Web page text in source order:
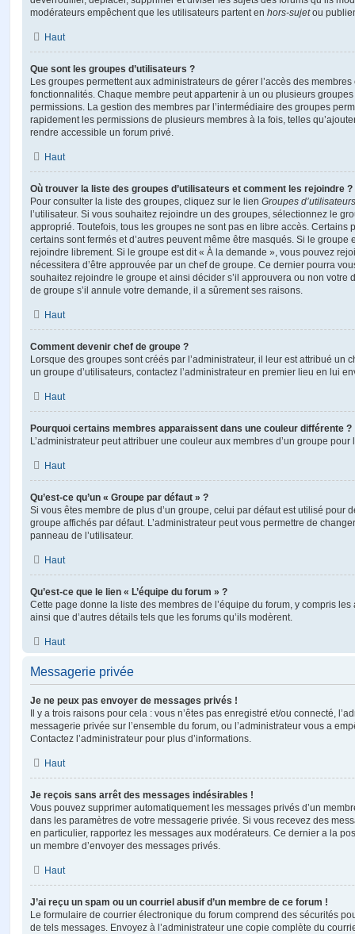
modérateurs empêchent que les utilisateurs partent en hors-sujetou
Haut
Que sont les groupes d’utilisateurs ?
Les groupes permettent aux administrateurs de gérer l’accès des
fonctionnalités. Chaque membre peut appartenir à un ou plusieurs
permissions. La gestion des membres par l’intermédiaire des groupes
rapidement les permissions de plusieurs membres à la fois, telles
rendre accessible un forum privé.
Haut
Où trouver la liste des groupes d’utilisateurs et comment les rejoindre ?
Pour consulter la liste des groupes, cliquez sur le lien Groupes d’utilisateurs
l’utilisateur. Si vous souhaitez rejoindre un des groupes, sélectionnez le
approprié. Toutefois, tous les groupes ne sont pas en libre accès. Certains
certains sont fermés et d’autres peuvent même être masqués. Si le groupe
rejoindre librement. Si le groupe est dit « À la demande », vous pouvez
nécessitera d’être approuvée par un chef de groupe. Ce dernier pourra
souhaitez rejoindre le groupe et ainsi décider s’il approuvera ou non votre
de groupe s’il annule votre demande, il a sûrement ses raisons.
Haut
Comment devenir chef de groupe ?
Lorsque des groupes sont créés par l’administrateur, il leur est attribué un
un groupe d’utilisateurs, contactez l’administrateur en premier lieu en lui
Haut
Pourquoi certains membres apparaissent dans une couleur différente ?
L’administrateur peut attribuer une couleur aux membres d’un groupe
Haut
Qu’est-ce qu’un « Groupe par défaut » ?
Si vous êtes membre de plus d’un groupe, celui par défaut est utilisé pour
groupe affichés par défaut. L’administrateur peut vous permettre de
panneau de l’utilisateur.
Haut
Qu’est-ce que le lien « L’équipe du forum » ?
Cette page donne la liste des membres de l’équipe du forum, y compris
ainsi que d’autres détails tels que les forums qu’ils modèrent.
Haut
Messagerie privée
Je ne peux pas envoyer de messages privés !
Il y a trois raisons pour cela : vous n’êtes pas enregistré et/ou connecté,
messagerie privée sur l’ensemble du forum, ou l’administrateur vous a
Contactez l’administrateur pour plus d’informations.
Haut
Je reçois sans arrêt des messages indésirables !
Vous pouvez supprimer automatiquement les messages privés d’un
dans les paramètres de votre messagerie privée. Si vous recevez des
en particulier, rapportez les messages aux modérateurs. Ce dernier a la
un membre d’envoyer des messages privés.
Haut
J’ai reçu un spam ou un courriel abusif d’un membre de ce forum !
Le formulaire de courrier électronique du forum comprend des sécurités
de tels messages. Envoyez à l’administrateur une copie complète du